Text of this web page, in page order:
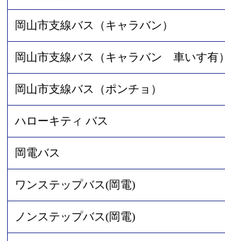
岡山市支線バス（キャラバン）
岡山市支線バス（キャラバン 車いす有）
岡山市支線バス（ポンチョ）
ハローキティ バス
岡電バス
ワンステップバス(岡電)
ノンステップバス(岡電)